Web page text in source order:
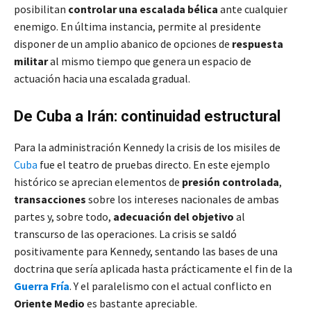
posibilitan controlar una escalada bélica ante cualquier
enemigo. En última instancia, permite al presidente
disponer de un amplio abanico de opciones de respuesta
militaral mismo tiempo que genera un espacio de
actuación hacia una escalada gradual.
De Cuba a Irán: continuidad estructural
Para la administración Kennedy la crisis de los misiles de
Cuba fue el teatro de pruebas directo. En este ejemplo
histórico se aprecian elementos de presión controlada,
transacciones sobre los intereses nacionales de ambas
partes y, sobre todo, adecuación del objetivo al
transcurso de las operaciones. La crisis se saldó
positivamente para Kennedy, sentando las bases de una
doctrina que sería aplicada hasta prácticamente el fin de la
Guerra Fría. Y el paralelismo con el actual conflicto en
Oriente Medio es bastante apreciable.